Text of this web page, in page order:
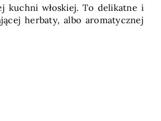
kuchni włoskiej. To delikatne i
herbaty, albo aromatycznej